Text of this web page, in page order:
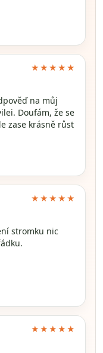
★★★★★
na můj
Doufám, že se
zase krásně růst
★★★★★
stromku nic
★★★★★